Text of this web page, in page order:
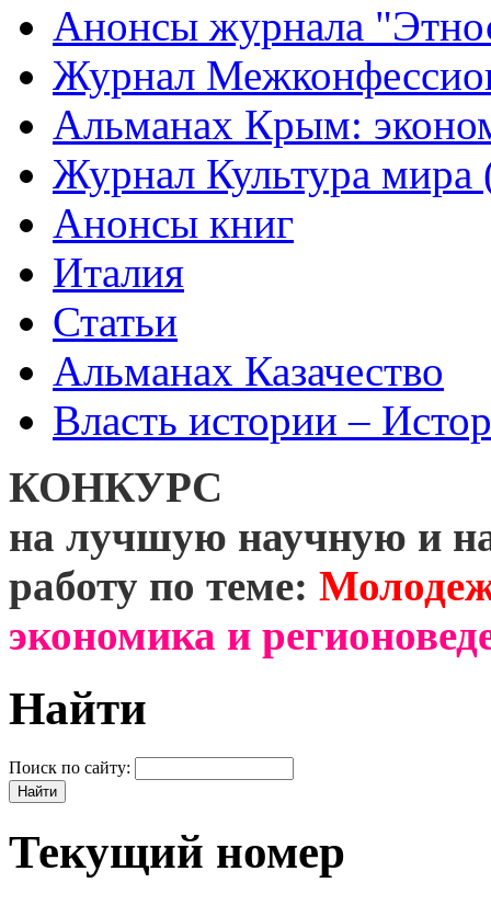
Анонсы журнала
Журнал
Альманах Крым:
Журнал Культура
Анонсы книг
Италия
Статьи
Альманах Казачество
Власть истории –
КОНКУРС
на лучшую научную и
работу по теме:
экономика и
Найти
Поиск по сайту:
Текущий номер